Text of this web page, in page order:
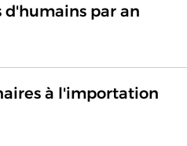
par an
à l'importation